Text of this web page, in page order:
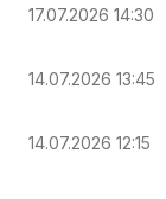
17.07.2026 14:30
14.07.2026 13:45
14.07.2026 12:15